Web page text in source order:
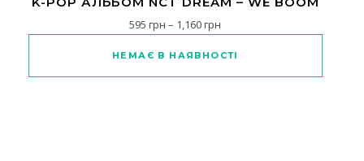
595грн – 1,160грн
НЕМАЄ В НАЯВНОСТІ